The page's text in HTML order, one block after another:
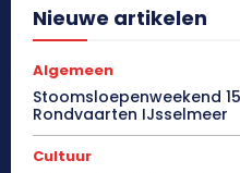
Nieuwe artikelen
Algemeen
Stoomsloepenweekend
Rondvaarten IJsselmeer
Cultuur